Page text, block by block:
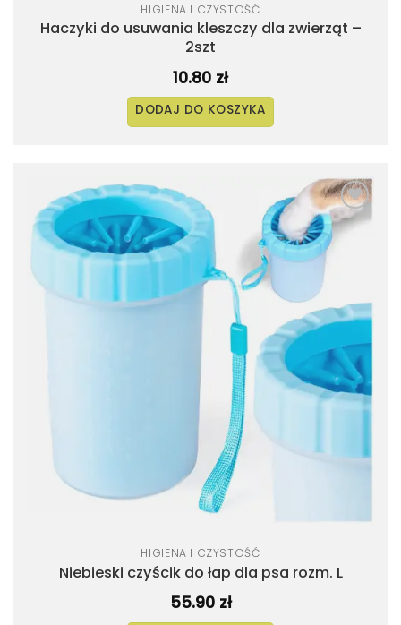
HIGIENA I CZYSTOŚĆ
Haczyki do usuwania kleszczy dla zwierząt –
2szt
10.80 zł
DODAJ DO KOSZYKA
Dodaj
do
HIGIENA I CZYSTOŚĆ
Niebieski czyścik do łap dla psa rozm. L
55.90 zł